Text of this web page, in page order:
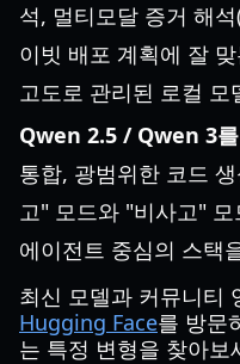
석, 멀티모달 증거 해
이빗 배포 계획에 잘
고도로 관리된 로컬 모
Qwen 2.5 / Qwen 3
통합, 광범위한 코드
고" 모드와 "비사고"
에이전트 중심의 스택
최신 모델과 커뮤니티
Hugging Face를 방문
는 특정 변형을 찾아보